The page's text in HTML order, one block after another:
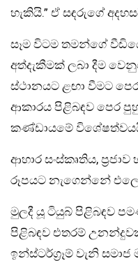
හැකියි.” ඒ සඳරුගේ
සෑම විටම තමන්ගේ
අත්දැකීමක් ලබා දීම
ස්ථානයට ළඟා වීමට
ආකාරය පිළිබඳව පෙර
කණ්ඩායමේ
ආහාර සංස්කෘතිය,
රූපයට නැගෙන්නේ
මුලදී යූ ටියුබ් පිළිබඳව
පිළිබඳව එතරම්
ඉන්ස්ටර්ග්‍රෑම් වැනි